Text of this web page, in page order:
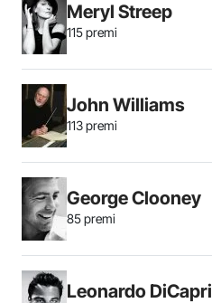
Meryl Streep
115 premi
John Williams
113 premi
George Clooney
85 premi
Leonardo